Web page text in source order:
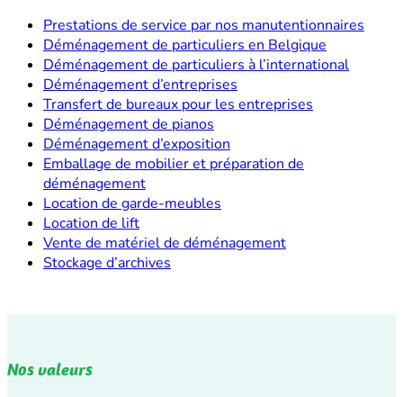
Prestations de service par nos manutentionnaires
Déménagement de particuliers en Belgique
Déménagement de particuliers à l’international
Déménagement d’entreprises
Transfert de bureaux pour les entreprises
Déménagement de pianos
Déménagement d’exposition
Emballage de mobilier et préparation de
déménagement
Location de garde-meubles
Location de lift
Vente de matériel de déménagement
Stockage d’archives
Nos valeurs